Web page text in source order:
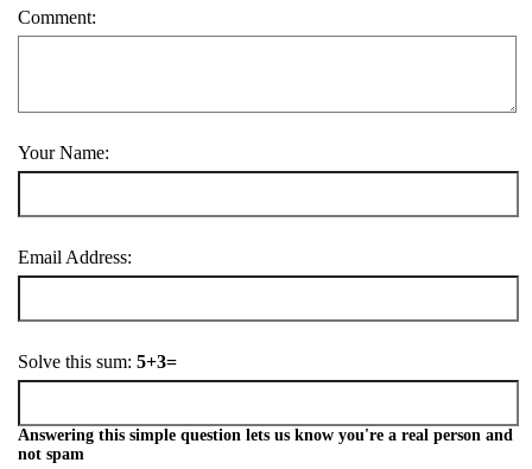
Comment:
Your Name:
Email Address:
Solve this sum: 5+3=
Answering this simple question lets us know you're a real person and
not spam